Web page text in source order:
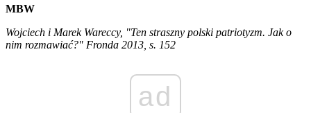
MBW
Wojciech i Marek Wareccy, "Ten straszny polski patriotyzm. Jak o
nim rozmawiać?" Fronda 2013, s. 152
ad